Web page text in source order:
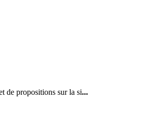
de propositions sur la si...